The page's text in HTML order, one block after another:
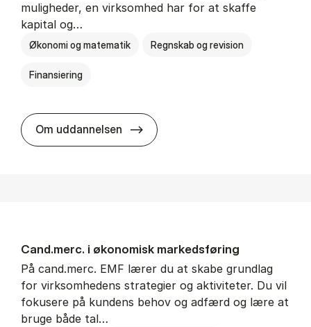
muligheder, en virksomhed har for at skaffe
kapital og…
Økonomi og matematik Regnskab og revision
Finansiering
Om uddannelsen Cand.merc. i fi­nan­si­e­ring og
Cand.merc. i øko­no­misk mar­keds­fø­ring
På cand.merc. EMF lærer du at skabe grundlag
for virksomhedens strategier og aktiviteter. Du vil
fokusere på kundens behov og adfærd og lære at
bruge både tal…